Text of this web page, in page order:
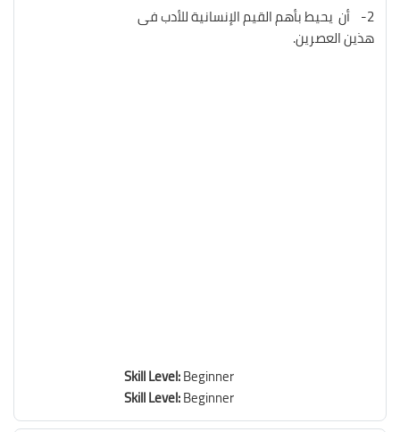
2- أن يحيط بأهم القيم الإنسانية للأدب فى
هذين العصرين.
Skill Level:Beginner
Skill Level:Beginner